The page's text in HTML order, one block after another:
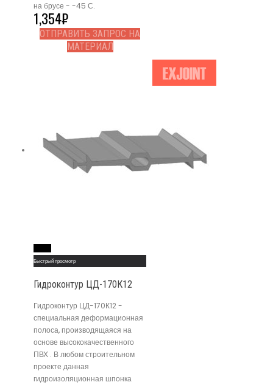
на брусе - -45 С.
1,354₽
ОТПРАВИТЬ ЗАПРОС НА
МАТЕРИАЛ
Быстрый просмотр
Гидроконтур ЦД-170К12
Гидроконтур ЦД-170К12 -
специальная деформационная
полоса, производящаяся на
основе высококачественного
ПВХ . В любом строительном
проекте данная
гидроизоляционная шпонка